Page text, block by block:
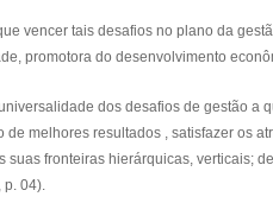
vencer tais desafios no plano da
promotora do desenvolvimento
dos desafios de gestão a
de melhores resultados , satisfazer os
suas fronteiras hierárquicas, verticais;
p. 04).